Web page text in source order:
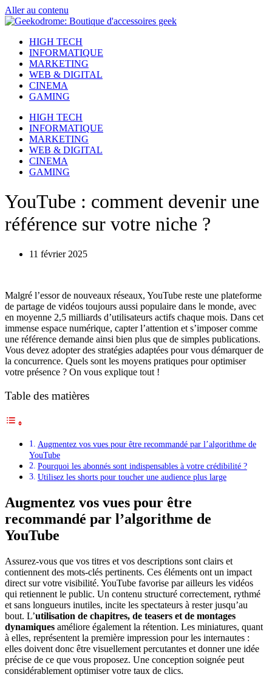
Aller au contenu
HIGH TECH
INFORMATIQUE
MARKETING
WEB & DIGITAL
CINEMA
GAMING
HIGH TECH
INFORMATIQUE
MARKETING
WEB & DIGITAL
CINEMA
GAMING
YouTube : comment devenir une
référence sur votre niche ?
11 février 2025
Malgré l’essor de nouveaux réseaux, YouTube reste une plateforme
de partage de vidéos toujours aussi populaire dans le monde, avec
en moyenne 2,5 milliards d’utilisateurs actifs chaque mois. Dans cet
immense espace numérique, capter l’attention et s’imposer comme
une référence demande ainsi bien plus que de simples publications.
Vous devez adopter des stratégies adaptées pour vous démarquer de
la concurrence. Quels sont les moyens pratiques pour optimiser
votre présence ? On vous explique tout !
Table des matières
Augmentez vos vues pour être recommandé par l’algorithme de
YouTube
Pourquoi les abonnés sont indispensables à votre crédibilité ?
Utilisez les shorts pour toucher une audience plus large
Augmentez vos vues pour être
recommandé par l’algorithme de
YouTube
Assurez-vous que vos titres et vos descriptions sont clairs et
contiennent des mots-clés pertinents. Ces éléments ont un impact
direct sur votre visibilité. YouTube favorise par ailleurs les vidéos
qui retiennent le public. Un contenu structuré correctement, rythmé
et sans longueurs inutiles, incite les spectateurs à rester jusqu’au
bout. L’utilisation de chapitres, de teasers et de montages
dynamiques améliore également la rétention. Les miniatures, quant
à elles, représentent la première impression pour les internautes :
elles doivent donc être visuellement percutantes et donner une idée
précise de ce que vous proposez. Une conception soignée peut
considérablement optimiser votre taux de clics.